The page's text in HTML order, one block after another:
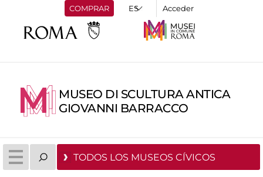
COMPRAR Acceder
MUSEO DI SCULTURA ANTICA
GIOVANNI BARRACCO
TODOS LOS MUSEOS CÍVICOS